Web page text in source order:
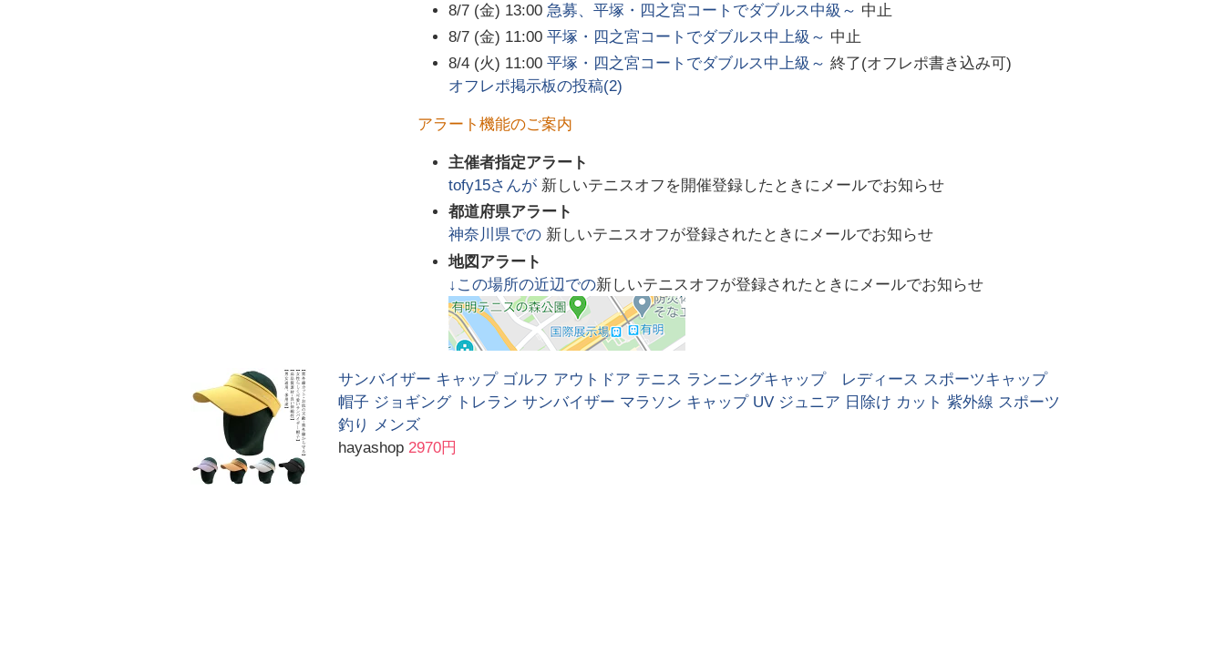
8/7 (金) 13:00 急募、平塚・四之宮コートでダブルス中級～ 中止
8/7 (金) 11:00 平塚・四之宮コートでダブルス中上級～ 中止
8/4 (火) 11:00 平塚・四之宮コートでダブルス中上級～ 終了(オフレポ書き込み可)
オフレポ掲示板の投稿(2)
アラート機能のご案内
主催者指定アラート
tofy15さんが 新しいテニスオフを開催登録したときにメールでお知らせ
都道府県アラート
神奈川県での 新しいテニスオフが登録されたときにメールでお知らせ
地図アラート
↓この場所の近辺での新しいテニスオフが登録されたときにメールでお知らせ
サンバイザー キャップ ゴルフ アウトドア テニス ランニングキャップ レディース スポーツキャップ
帽子 ジョギング トレラン サンバイザー マラソン キャップ UV ジュニア 日除け カット 紫外線 スポーツ
釣り メンズ
hayashop 2970円